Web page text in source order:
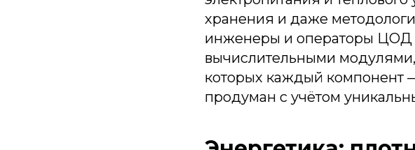
хранения и даже
инженеры и операторы ЦОД
вычислительными
которых каждый
продуман с учётом